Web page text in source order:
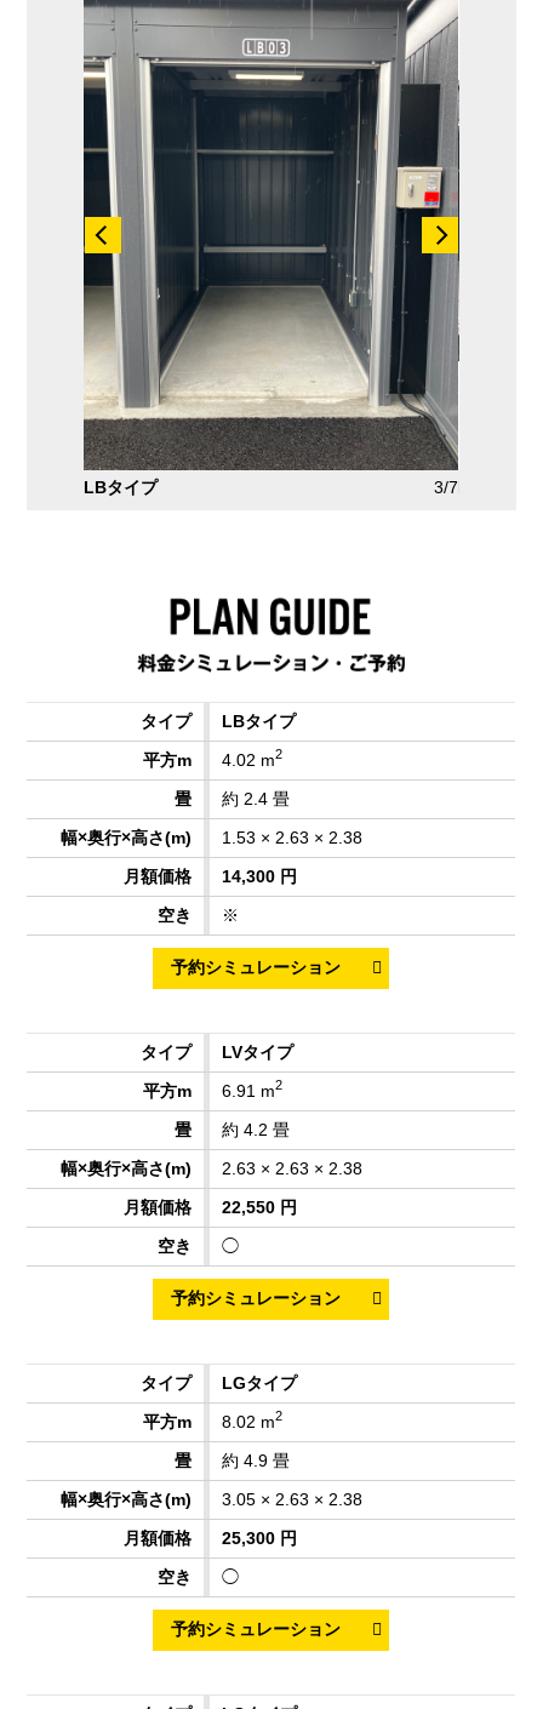
LBタイプ 3/7
LBタイプ
4.02 m2
約 2.4 畳
1.53 × 2.63 × 2.38
14,300 円
※
LVタイプ
6.91 m2
約 4.2 畳
2.63 × 2.63 × 2.38
22,550 円
◯
LGタイプ
8.02 m2
約 4.9 畳
3.05 × 2.63 × 2.38
25,300 円
◯